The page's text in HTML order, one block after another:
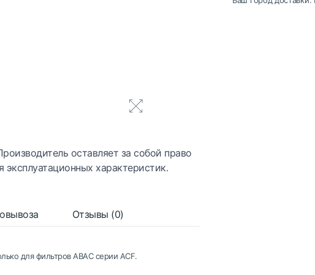
оставляет за собой право
характеристик.
Отзывы (0)
для фильтров АВАС серии ACF.